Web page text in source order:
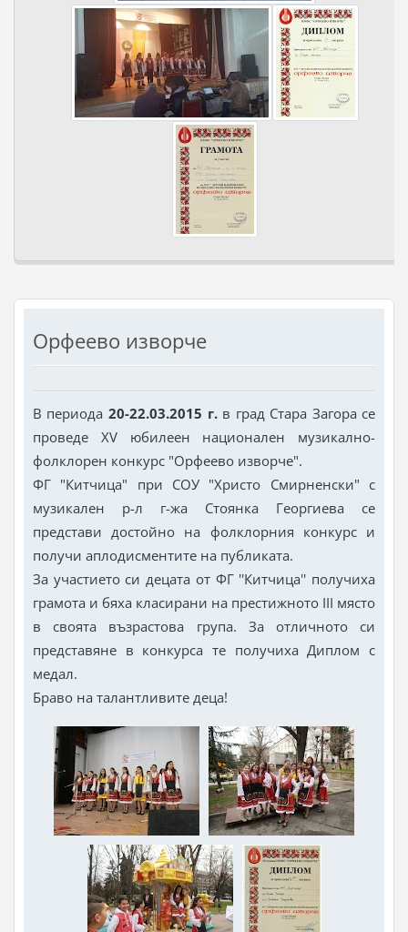
Орфеево изворче
В периода 20-22.03.2015 г.в град Стара Загора се
проведе XV юбилеен национален музикално-
фолклорен конкурс "Орфеево изворче".
ФГ "Китчица" при СОУ "Христо Смирненски" с
музикален р-л г-жа Стоянка Георгиева се
представи достойно на фолклорния конкурс и
получи аплодисментите на публиката.
За участието си децата от ФГ ''Китчица'' получиха
грамота и бяха класирани на престижното III място
в своята възрастова група. За отличното си
представяне в конкурса те получиха Диплом с
медал.
Браво на талантливите деца!